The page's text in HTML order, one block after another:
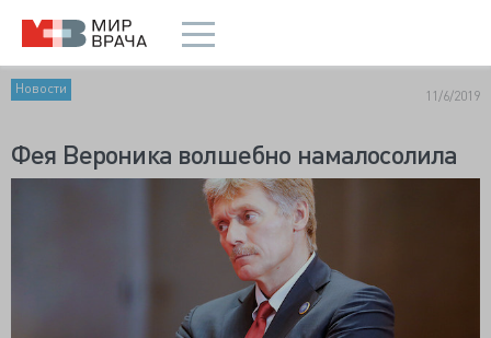
Новости 11/6/2019
Фея Вероника волшебно намалосолила